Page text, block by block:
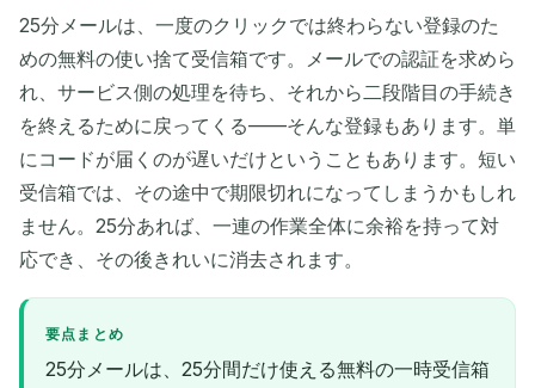
25分メールは、一度のクリックでは終わらない登録のた
めの無料の使い捨て受信箱です。メールでの認証を求めら
れ、サービス側の処理を待ち、それから二段階目の手続き
を終えるために戻ってくる——そんな登録もあります。単
にコードが届くのが遅いだけということもあります。短い
受信箱では、その途中で期限切れになってしまうかもしれ
ません。25分あれば、一連の作業全体に余裕を持って対
応でき、その後きれいに消去されます。
要点まとめ
25分メールは、25分間だけ使える無料の一時受信箱